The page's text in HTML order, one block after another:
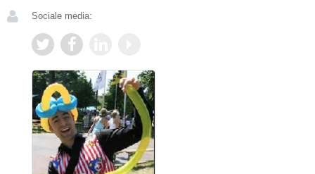
Sociale media: